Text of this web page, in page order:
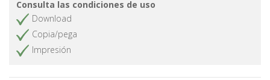
Consulta las condiciones de uso
Download
Copia/pega
Impresión